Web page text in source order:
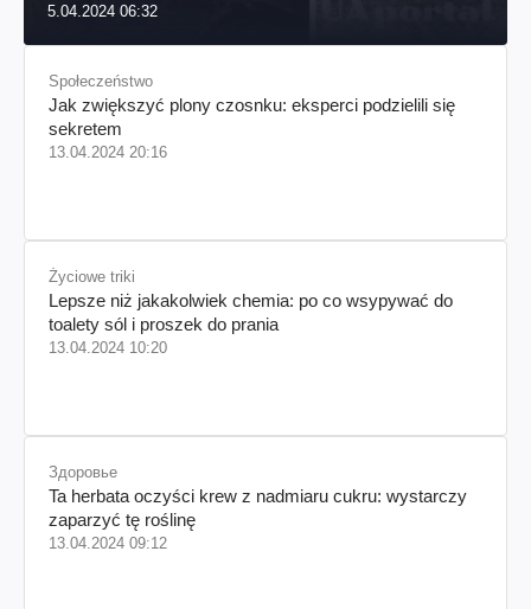
5.04.2024 06:32
Społeczeństwo
Jak zwiększyć plony czosnku: eksperci podzielili się
sekretem
13.04.2024 20:16
Życiowe triki
Lepsze niż jakakolwiek chemia: po co wsypywać do
toalety sól i proszek do prania
13.04.2024 10:20
Здоровье
Ta herbata oczyści krew z nadmiaru cukru: wystarczy
zaparzyć tę roślinę
13.04.2024 09:12